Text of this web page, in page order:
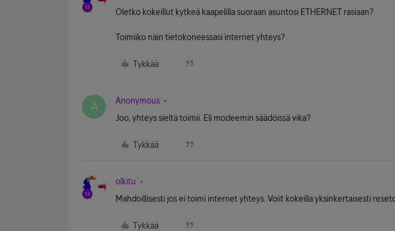
Oletko kokeillut kytkeä kaapelilla suoraan asuntosi ETHERNET rasiaan?
Toimiiko näin tietokoneessasi internet yhteys?
Tykkää
A Anonymous
Joo, yhteys sieltä toimii. Eli modeemin säädöissä vika?
Tykkää
olkitu
Mahdoillisesti jos ei toimi internet yhteys. Voiit kokeilla yksinkertaisesti
Tykkää